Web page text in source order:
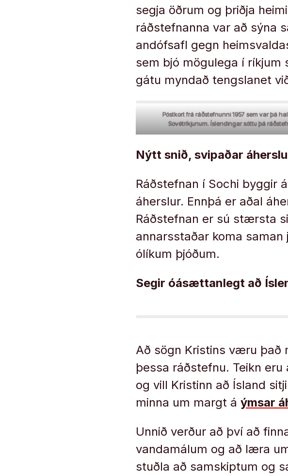
segja öðrum og þriðja
ráðstefnanna var að sýna
andófsafl gegn
sem bjó mögulega í ríkjum
gátu myndað tengslanet
Póstkort frá ráðstefnunni 1957 sem var þá
Sovétríkjunum. Íslendingar sóttu þá
Nýtt snið, svipaðar
Ráðstefnan í Sochi byggir
áherslur. Ennþá er aðal
Ráðstefnan er sú stærsta
annarsstaðar koma
ólíkum þjóðum.
Segir óásættanlegt að
Að sögn Kristins væru það
þessa ráðstefnu. Teikn
og vill Kristinn að Ísland
minna um margt á ýmsar
Unnið verður að því að
vandamálum og að læra
stuðla að samskiptum og